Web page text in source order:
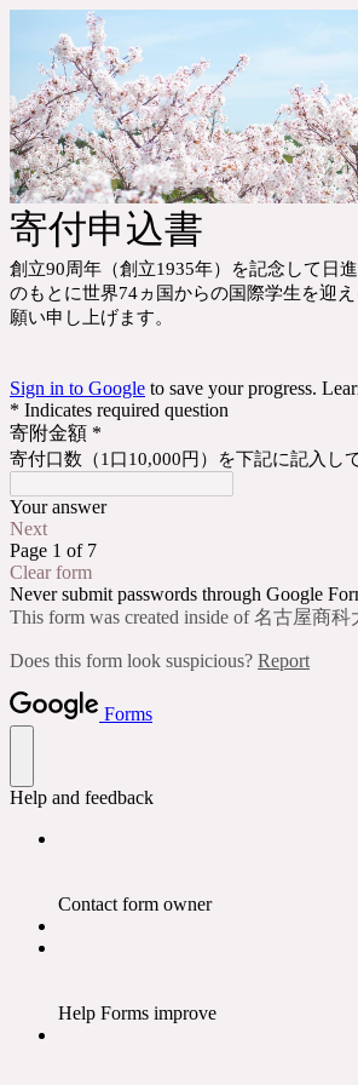
寄付申込書
創立90周年（創立1935年）を記念して 日
のもとに世界74ヵ国からの国際学生を迎
願い申し上げます。
Sign in to Google to save your progress.
* Indicates required question
寄附金額 *
寄付口数（1口10,000円）を下記に記入し
Your answer
Next
Page 1 of 7
Clear form
Never submit passwords through Google
This form was created inside of 名古屋商科
Does this form look suspicious? Report
Forms
Help and feedback
Contact form owner
Help Forms improve